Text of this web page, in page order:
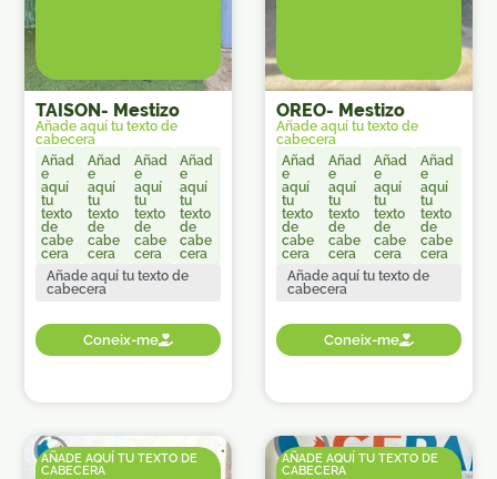
TAISON- Mestizo
Añade aquí tu texto de
cabecera
Añad
e
aquí
tu
texto
de
cabe
cera
Añad
e
aquí
tu
texto
de
cabe
cera
Añad
e
aquí
tu
texto
de
cabe
cera
Añad
e
aquí
tu
texto
de
cabe
cera
Añade aquí tu texto de
cabecera
Coneix-me
OREO- Mestizo
Añade aquí tu texto de
cabecera
Añad
e
aquí
tu
texto
de
cabe
cera
Añad
e
aquí
tu
texto
de
cabe
cera
Añad
e
aquí
tu
texto
de
cabe
cera
Añad
e
aquí
tu
texto
de
cabe
cera
Añade aquí tu texto de
cabecera
Coneix-me
AÑADE AQUÍ TU TEXTO DE
CABECERA
AÑADE AQUÍ TU TEXTO DE
CABECERA